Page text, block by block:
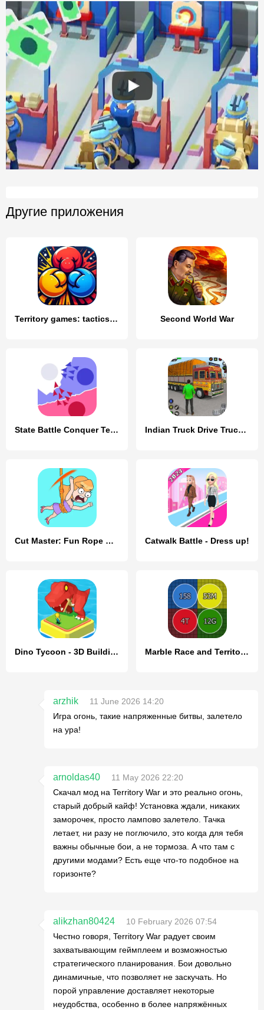
Другие приложения
Territory games: tactics war Second World War
State Battle Conquer Territory Indian Truck Drive Truck Games
Cut Master: Fun Rope Cut Game Catwalk Battle - Dress up!
Dino Tycoon - 3D Building Game Marble Race and Territory War
arzhik
11 June 2026 14:20
Игра огонь, такие напряженные битвы, залетело
на ура!
arnoldas40
11 May 2026 22:20
Скачал мод на Territory War и это реально огонь,
старый добрый кайф! Установка ждали, никаких
заморочек, просто лампово залетело. Тачка
летает, ни разу не поглючило, это когда для тебя
важны обычные бои, а не тормоза. А что там с
другими модами? Есть еще что-то подобное на
горизонте?
alikzhan80424
10 February 2026 07:54
Честно говоря, Territory War радует своим
захватывающим геймплеем и возможностью
стратегического планирования. Бои довольно
динамичные, что позволяет не заскучать. Но
порой управление доставляет некоторые
неудобства, особенно в более напряжённых